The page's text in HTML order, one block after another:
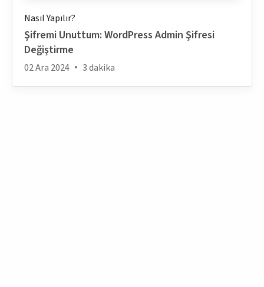
Nasıl Yapılır?
Şifremi Unuttum: WordPress Admin Şifresi
Değiştirme
02 Ara 2024 3 dakika